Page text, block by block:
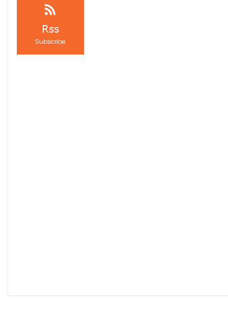
Rss
Subscribe